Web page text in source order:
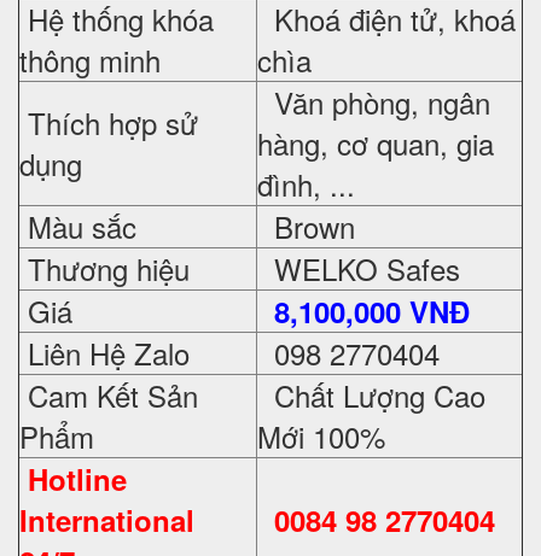
Hệ thống khóa
thông minh
Khoá điện tử, khoá
chìa
Thích hợp sử
dụng
Văn phòng, ngân
hàng, cơ quan, gia
đình, ...
Màu sắc
Brown
Thương hiệu
WELKO Safes
Giá
8,100,000 VNĐ
Liên Hệ Zalo
098 2770404
Cam Kết Sản
Phẩm
Chất Lượng Cao
Mới 100%
Hotline
International
0084 98 2770404